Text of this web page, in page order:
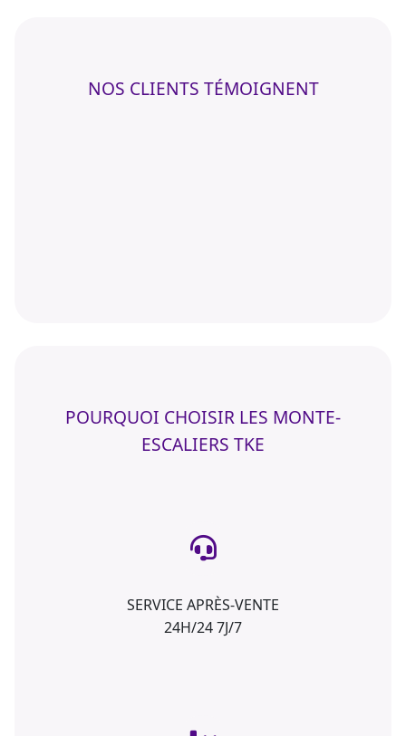
NOS CLIENTS TÉMOIGNENT
POURQUOI CHOISIR LES MONTE-
ESCALIERS TKE
SERVICE APRÈS-VENTE
24H/24 7J/7